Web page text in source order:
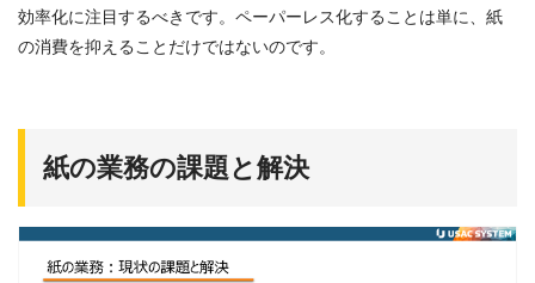
効率化に注目するべきです。ペーパーレス化することは単に、紙
の消費を抑えることだけではないのです。
紙の業務の課題と解決